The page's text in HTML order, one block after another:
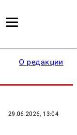
О редакции
29.06.2026, 13:04